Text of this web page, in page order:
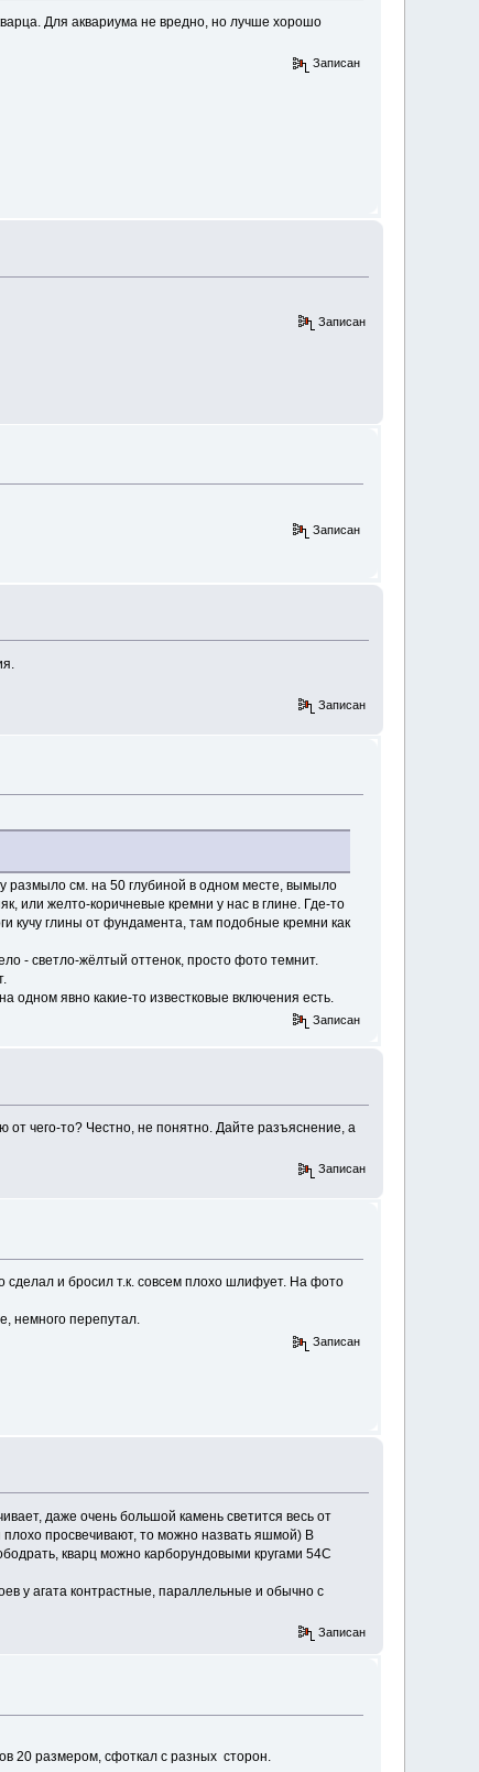
Для аквариума не вредно, но лучше хорошо
Записан
Записан
Записан
Записан
размыло см. на 50 глубиной в одном месте, вымыло
или желто-коричневые кремни у нас в глине. Где-то
кучу глины от фундамента, там подобные кремни как
- светло-жёлтый оттенок, просто фото темнит.
одном явно какие-то известковые включения есть.
Записан
чего-то? Честно, не понятно. Дайте разъяснение, а
Записан
и бросил т.к. совсем плохо шлифует. На фото
немного перепутал.
Записан
даже очень большой камень светится весь от
просвечивают, то можно назвать яшмой) В
кварц можно карборундовыми кругами 54С
у агата контрастные, параллельные и обычно с
Записан
20 размером, сфоткал с разных сторон.